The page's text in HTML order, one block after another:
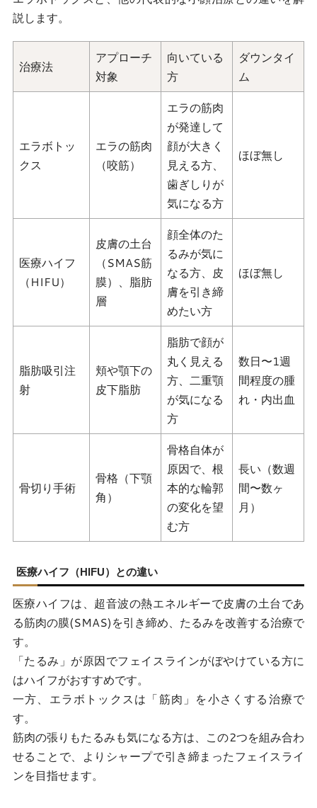
説します。
治療法
アプローチ
対象
向いている
方
ダウンタイ
ム
エラボトッ
クス
エラの筋肉
（咬筋）
エラの筋肉
が発達して
顔が大きく
見える方、
歯ぎしりが
気になる方
ほぼ無し
医療ハイフ
（HIFU）
皮膚の土台
（SMAS筋
膜）、脂肪
層
顔全体のた
るみが気に
なる方、皮
膚を引き締
めたい方
ほぼ無し
脂肪吸引注
射
頬や顎下の
皮下脂肪
脂肪で顔が
丸く見える
方、二重顎
が気になる
方
数日〜1週
間程度の腫
れ・内出血
骨切り手術
骨格（下顎
角）
骨格自体が
原因で、根
本的な輪郭
の変化を望
む方
長い（数週
間〜数ヶ
月）
医療ハイフ（HIFU）との違い
医療ハイフは、超音波の熱エネルギーで皮膚の土台であ
る筋肉の膜(SMAS)を引き締め、たるみを改善する治療で
す。
「たるみ」が原因でフェイスラインがぼやけている方に
はハイフがおすすめです。
一方、エラボトックスは「筋肉」を小さくする治療で
す。
筋肉の張りもたるみも気になる方は、この2つを組み合わ
せることで、よりシャープで引き締まったフェイスライ
ンを目指せます。